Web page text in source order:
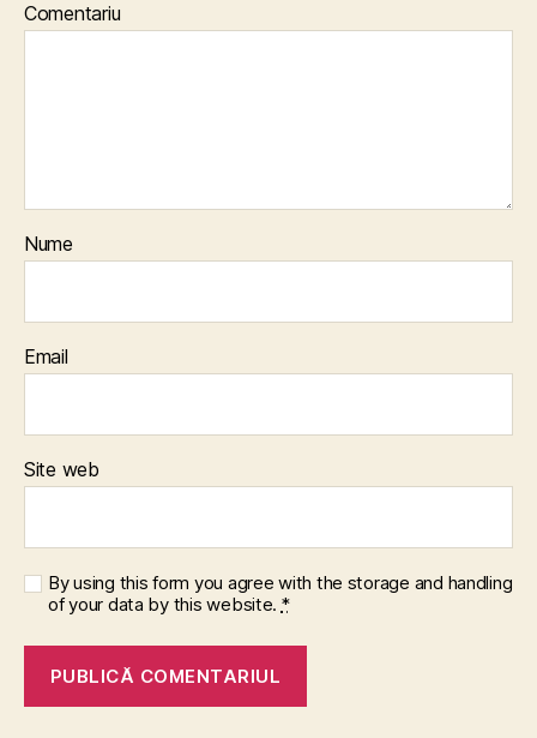
Comentariu
Nume
Email
Site web
By using this form you agree with the storage and handling
of your data by this website. *